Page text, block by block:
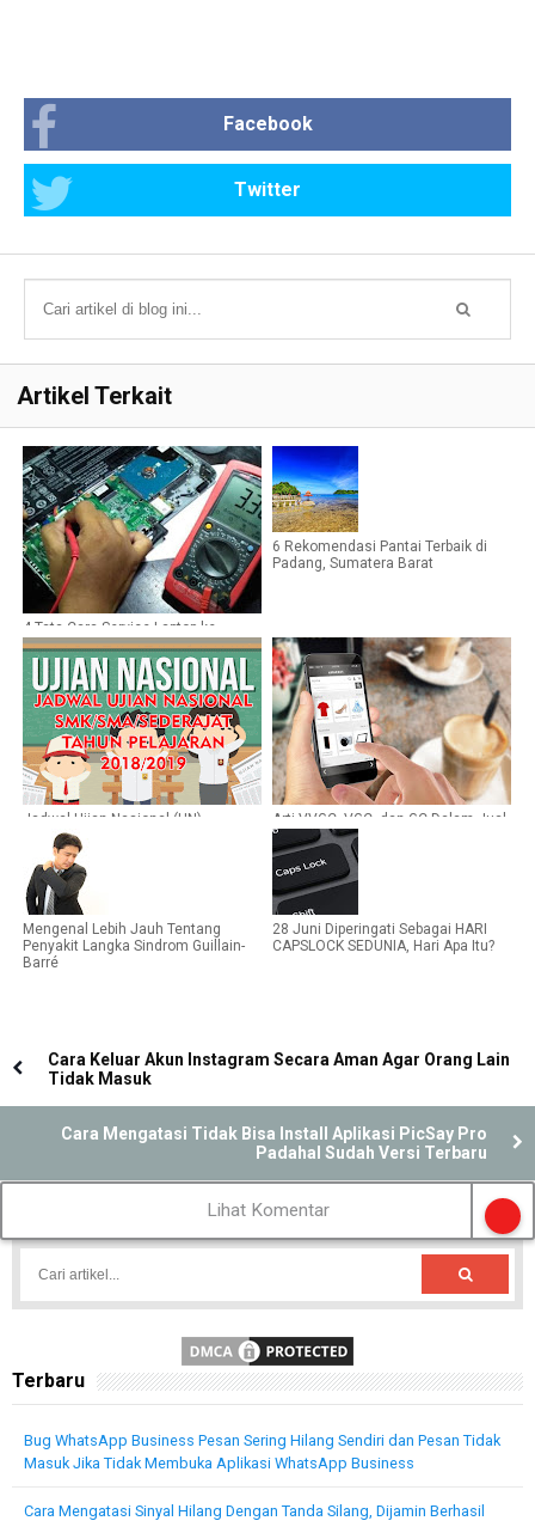
Facebook
Twitter
Artikel Terkait
4 Tata Cara Service Laptop ke
Tukang Service Yang Benar
6 Rekomendasi Pantai Terbaik di
Padang, Sumatera Barat
Jadwal Ujian Nasional (UN)
SMK/SMA/Sederajat Tahun
Pelajaran 2018/2019
Arti VVGC, VGC, dan GC Dalam Jual
Beli Fashion Bekas Bermerek
Mengenal Lebih Jauh Tentang
Penyakit Langka Sindrom Guillain-
Barré
28 Juni Diperingati Sebagai HARI
CAPSLOCK SEDUNIA, Hari Apa Itu?
Cara Keluar Akun Instagram Secara Aman Agar Orang Lain
Tidak Masuk
Cara Mengatasi Tidak Bisa Install Aplikasi PicSay Pro
Padahal Sudah Versi Terbaru
Lihat Komentar
Terbaru
Bug WhatsApp Business Pesan Sering Hilang Sendiri dan Pesan Tidak
Masuk Jika Tidak Membuka Aplikasi WhatsApp Business
Cara Mengatasi Sinyal Hilang Dengan Tanda Silang, Dijamin Berhasil